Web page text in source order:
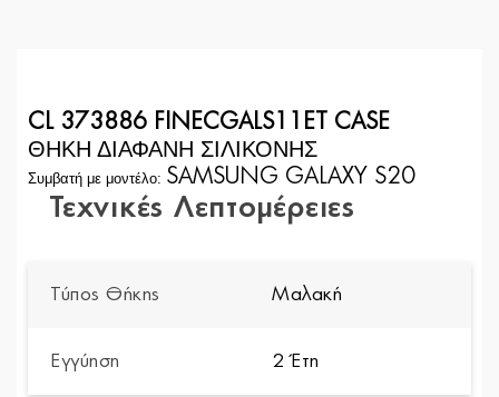
CL 373886 FINECGALS11ET CASE
ΘΗΚΗ ΔΙΑΦΑΝΗ ΣΙΛΙΚΟΝΗΣ
Συμβατή με μοντέλο: SAMSUNG GALAXY S20
Τεχνικές Λεπτομέρειες
Τύπος Θήκης Μαλακή
Εγγύηση 2 Έτη